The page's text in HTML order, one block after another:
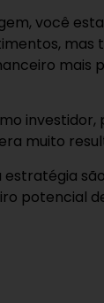
você
mas
mais
investidor,
muito
estratégia
potencial